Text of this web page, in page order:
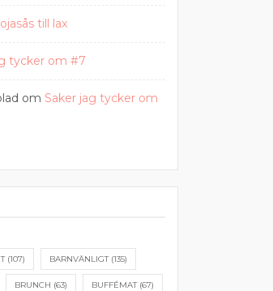
till lax
tycker om #7
om Saker jag tycker om
(107) BARNVÄNLIGT(135)
BRUNCH (63) BUFFÉMAT(67)